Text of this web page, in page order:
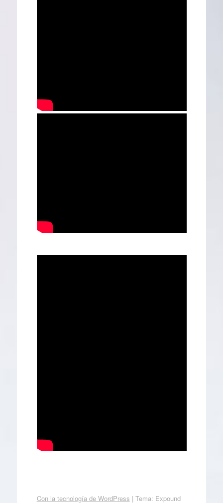
Con la tecnología de WordPress | Tema: Expound